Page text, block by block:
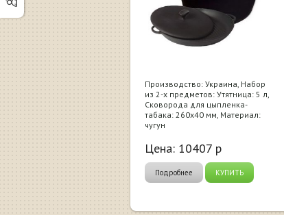
Производство: Украина, Набор
из 2-х предметов: Утятница: 5 л,
Сковорода для цыпленка-
табака: 260x40 мм, Материал:
чугун
Цена: 10407 р
Подробнее КУПИТЬ